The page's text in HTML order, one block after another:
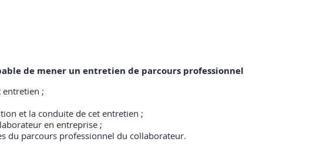
de mener un entretien de parcours professionnel
entretien ;
et la conduite de cet entretien ;
en entreprise ;
du parcours professionnel du collaborateur.